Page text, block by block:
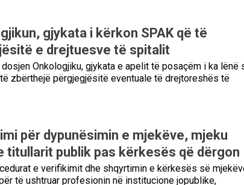
gjykata i kërkon SPAK që të
e drejtuesve të spitalit
Onkologjiku, gjykata e apelit të posaçëm i ka lënë
zbërthejë përgjegjësitë eventuale të drejtoreshës të
për dypunësimin e mjekëve, mjeku
titullarit publik pas kërkesës që dërgon
e verifikimit dhe shqyrtimin e kërkesës së
të ushtruar profesionin në institucione jopublike,